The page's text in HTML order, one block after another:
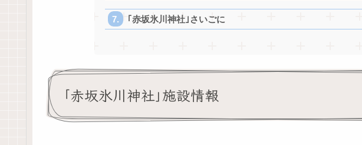
｢赤坂氷川神社｣さいごに
｢赤坂氷川神社｣施設情報